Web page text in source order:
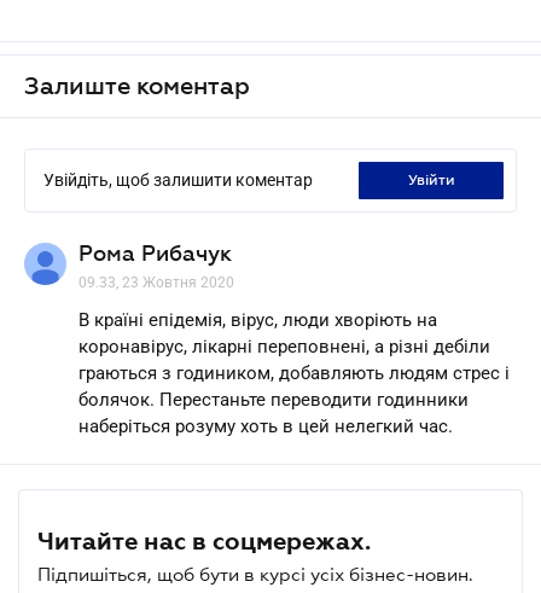
Залиште коментар
Увійдіть, щоб залишити коментар увійти
Рома Рибачук
09.33, 23 Жовтня 2020
В країні епідемія, вірус, люди хворіють на
коронавірус, лікарні переповнені, а різні дебіли
граються з годиником, добавляють людям стрес і
болячок. Перестаньте переводити годинники
наберіться розуму хоть в цей нелегкий час.
Читайте нас в соцмережах.
Підпишіться, щоб бути в курсі усіх бізнес-новин.